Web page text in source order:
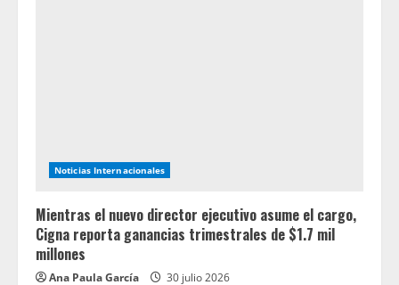
Noticias Internacionales
Mientras el nuevo director ejecutivo asume el cargo,
Cigna reporta ganancias trimestrales de $1.7 mil
millones
Ana Paula García 30 julio 2026